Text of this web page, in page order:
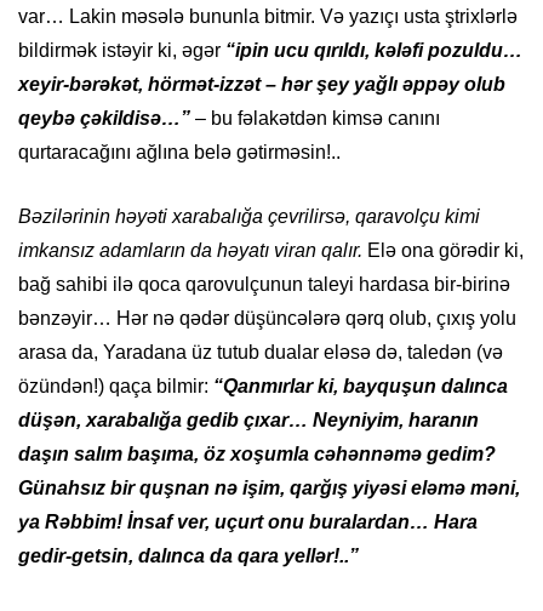
var… Lakin məsələ bununla bitmir. Və yazıçı usta ştrixlərlə
bildirmək istəyir ki, əgər “ipin ucu qırıldı, kələfi pozuldu…
xeyir-bərəkət, hörmət-izzət – hər şey yağlı əppəy olub
qeybə çəkildisə…” – bu fəlakətdən kimsə canını
qurtaracağını ağlına belə gətirməsin!..
Bəzilərinin həyəti xarabalığa çevrilirsə, qaravolçu kimi
imkansız adamların da həyatı viran qalır. Elə ona görədir ki,
bağ sahibi ilə qoca qarovulçunun taleyi hardasa bir-birinə
bənzəyir… Hər nə qədər düşüncələrə qərq olub, çıxış yolu
arasa da, Yaradana üz tutub dualar eləsə də, taledən (və
özündən!) qaça bilmir: “Qanmırlar ki, bayquşun dalınca
düşən, xarabalığa gedib çıxar… Neyniyim, haranın
daşın salım başıma, öz xoşumla cəhənnəmə gedim?
Günahsız bir quşnan nə işim, qarğış yiyəsi eləmə məni,
ya Rəbbim! İnsaf ver, uçurt onu buralardan… Hara
gedir-getsin, dalınca da qara yellər!..”